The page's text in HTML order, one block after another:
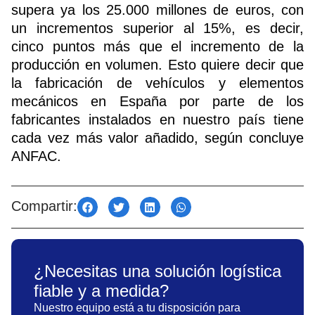
supera ya los 25.000 millones de euros, con
un incrementos superior al 15%, es decir,
cinco puntos más que el incremento de la
producción en volumen. Esto quiere decir que
la fabricación de vehículos y elementos
mecánicos en España por parte de los
fabricantes instalados en nuestro país tiene
cada vez más valor añadido, según concluye
ANFAC.
Compartir:
¿Necesitas una solución logística
fiable y a medida?
Nuestro equipo está a tu disposición para